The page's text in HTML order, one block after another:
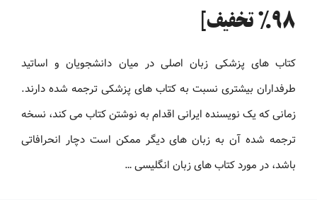
98% تخفیف]
کتاب های پزشکی زبان اصلی در میان دانشجویان و اساتید
طرفداران بیشتری نسبت به کتاب های پزشکی ترجمه شده دارند.
زمانی که یک نویسنده ایرانی اقدام به نوشتن کتاب می کند، نسخه
ترجمه شده آن به زبان های دیگر ممکن است دچار انحرافاتی
باشد، در مورد کتاب های زبان انگلیسی …